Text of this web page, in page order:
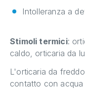
Intolleranza a
Stimoli termici:
caldo, orticaria da
L'orticaria da
contatto con